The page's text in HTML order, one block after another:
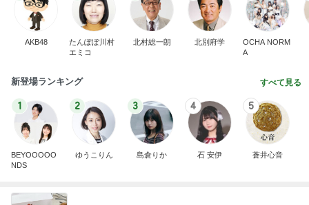
AKB48
たんぽぽ川村
エミコ
北村総一朗 北別府学
OCHA NORM
A
新登場ランキング すべて見る
1
BEYOOOOO
NDS
2
ゆうこりん
3
島倉りか
4
石 安伊
5
蒼井心音